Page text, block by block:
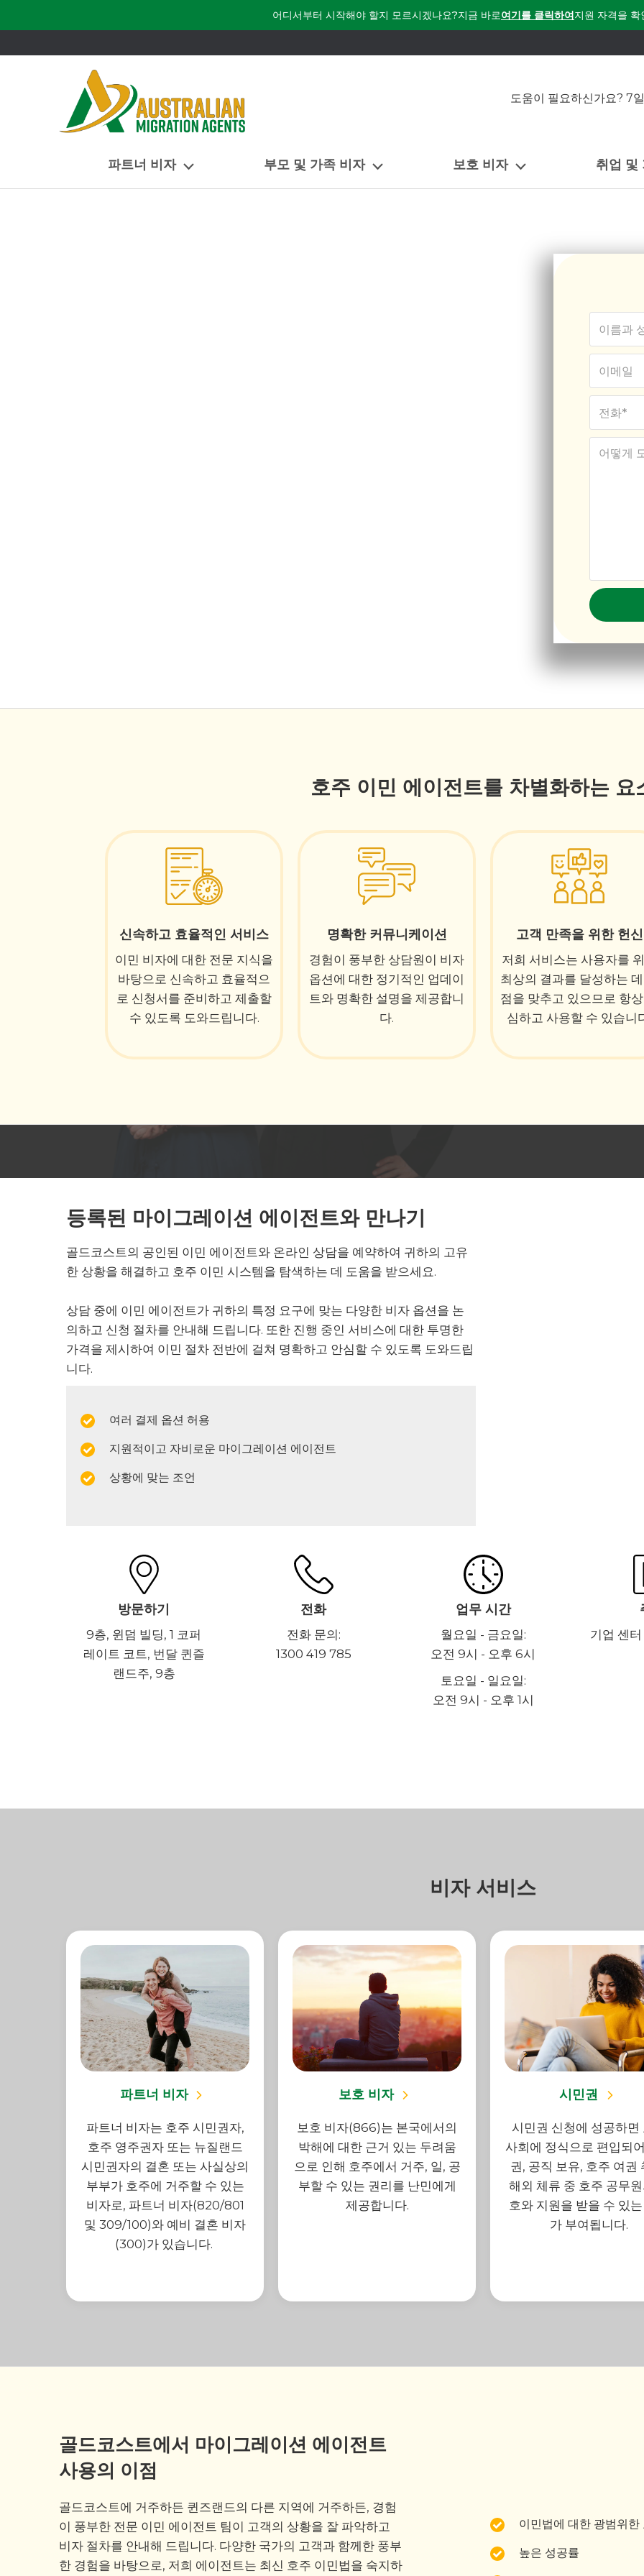
어디서부터 시작해야 할지 모르시겠나요?지금 바로여기를 클릭하여지원 자격을 확
도움이 필요하신가요? 7
파트너 비자 부모 및 가족 비자 보호 비자 취업 및
호주 이민 에이전트를 차별화하는 요
신속하고 효율적인 서비스
이민 비자에 대한 전문 지식을
바탕으로 신속하고 효율적으
로 신청서를 준비하고 제출할
수 있도록 도와드립니다.
명확한 커뮤니케이션
경험이 풍부한 상담원이 비자
옵션에 대한 정기적인 업데이
트와 명확한 설명을 제공합니
다.
고객 만족을 위한 헌신
저희 서비스는 사용자를
최상의 결과를 달성하는
점을 맞추고 있으므로 항
심하고 사용할 수 있습니
등록된 마이그레이션 에이전트와 만나기
골드코스트의 공인된 이민 에이전트와 온라인 상담을 예약하여 귀하의 고유
한 상황을 해결하고 호주 이민 시스템을 탐색하는 데 도움을 받으세요.
상담 중에 이민 에이전트가 귀하의 특정 요구에 맞는 다양한 비자 옵션을 논
의하고 신청 절차를 안내해 드립니다. 또한 진행 중인 서비스에 대한 투명한
가격을 제시하여 이민 절차 전반에 걸쳐 명확하고 안심할 수 있도록 도와드립
니다.
여러 결제 옵션 허용
지원적이고 자비로운 마이그레이션 에이전트
상황에 맞는 조언
방문하기
9층, 윈덤 빌딩, 1 코퍼
레이트 코트, 번달 퀸즐
랜드주, 9층
전화
전화 문의:
1300 419 785
업무 시간
월요일 - 금요일:
오전 9시 - 오후 6시
토요일 - 일요일:
오전 9시 - 오후 1시
기업 센터
비자 서비스
파트너 비자
파트너 비자는 호주 시민권자,
호주 영주권자 또는 뉴질랜드
시민권자의 결혼 또는 사실상의
부부가 호주에 거주할 수 있는
비자로, 파트너 비자(820/801
및 309/100)와 예비 결혼 비자
(300)가 있습니다.
보호 비자
보호 비자(866)는 본국에서의
박해에 대한 근거 있는 두려움
으로 인해 호주에서 거주, 일, 공
부할 수 있는 권리를 난민에게
제공합니다.
시민권
시민권 신청에 성공하면
사회에 정식으로 편입되
권, 공직 보유, 호주 여권
해외 체류 중 호주 공무
호와 지원을 받을 수 있는
가 부여됩니다.
골드코스트에서 마이그레이션 에이전트
사용의 이점
골드코스트에 거주하든 퀸즈랜드의 다른 지역에 거주하든, 경험
이 풍부한 전문 이민 에이전트 팀이 고객의 상황을 잘 파악하고
비자 절차를 안내해 드립니다. 다양한 국가의 고객과 함께한 풍부
한 경험을 바탕으로, 저희 에이전트는 최신 호주 이민법을 숙지하
이민법에 대한 광범위한
높은 성공률